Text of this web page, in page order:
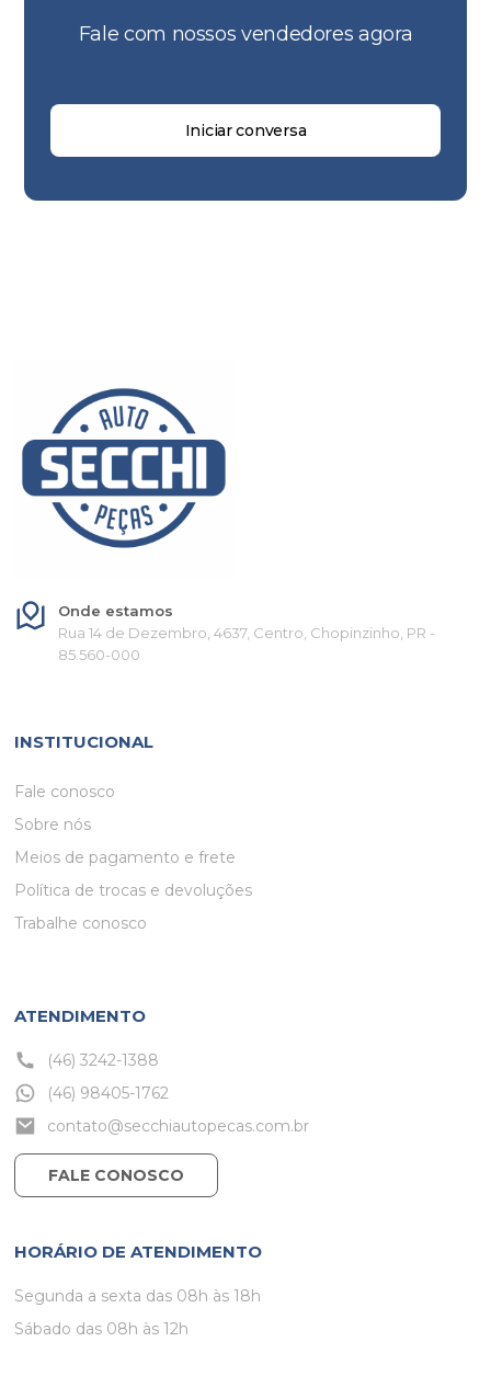
Fale com nossos vendedores agora
Iniciar conversa
Onde estamos
Rua 14 de Dezembro, 4637, Centro, Chopinzinho, PR -
85.560-000
INSTITUCIONAL
Fale conosco
Sobre nós
Meios de pagamento e frete
Política de trocas e devoluções
Trabalhe conosco
ATENDIMENTO
(46) 3242-1388
(46) 98405-1762
contato@secchiautopecas.com.br
FALE CONOSCO
HORÁRIO DE ATENDIMENTO
Segunda a sexta das 08h às 18h
Sábado das 08h às 12h